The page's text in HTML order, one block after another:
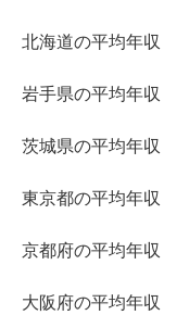
北海道の平均年収
岩手県の平均年収
茨城県の平均年収
東京都の平均年収
京都府の平均年収
大阪府の平均年収